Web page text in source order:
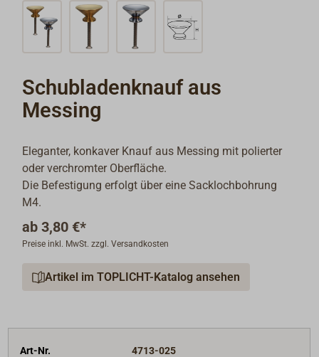
Schubladenknauf aus
Messing
Eleganter, konkaver Knauf aus Messing mit polierter
oder verchromter Oberfläche.
Die Befestigung erfolgt über eine Sacklochbohrung
M4.
ab 3,80 €*
Preise inkl. MwSt. zzgl. Versandkosten
Artikel im TOPLICHT-Katalog ansehen
Art-Nr.
4713-025